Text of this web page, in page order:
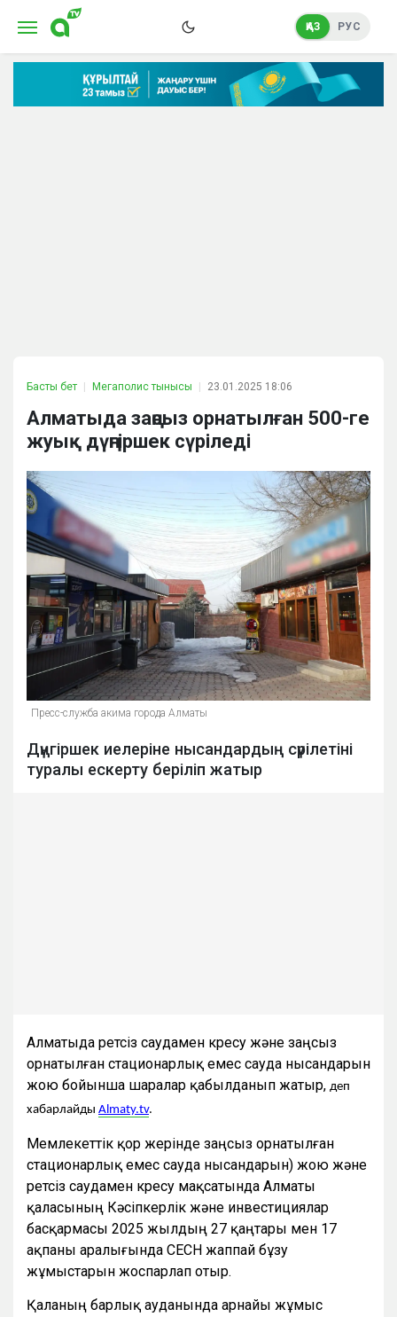
ҚАЗ РУС
Басты бет Мегаполис тынысы 23.01.2025 18:06
Алматыда заңсыз орнатылған 500-ге
жуық дүңгіршек сүріледі
Пресс-служба акима города Алматы
Дүңгіршек иелеріне нысандардың сүрілетіні
туралы ескерту беріліп жатыр
Алматыда ретсіз саудамен күресу және заңсыз
орнатылған стационарлық емес сауда нысандарын
жою бойынша шаралар қабылданып жатыр, деп
хабарлайды Аlmaty.tv.
Мемлекеттік қор жерінде заңсыз орнатылған
стационарлық емес сауда нысандарын) жою және
ретсіз саудамен күресу мақсатында Алматы
қаласының Кәсіпкерлік және инвестициялар
басқармасы 2025 жылдың 27 қаңтары мен 17
ақпаны аралығында СЕСН жаппай бұзу
жұмыстарын жоспарлап отыр.
Қаланың барлық ауданында арнайы жұмыс